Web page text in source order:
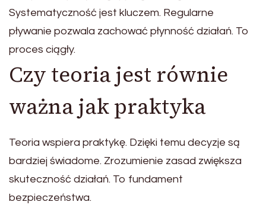
Systematyczność jest kluczem. Regularne
pływanie pozwala zachować płynność działań. To
proces ciągły.
Czy teoria jest równie
ważna jak praktyka
Teoria wspiera praktykę. Dzięki temu decyzje są
bardziej świadome. Zrozumienie zasad zwiększa
skuteczność działań. To fundament
bezpieczeństwa.